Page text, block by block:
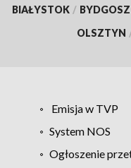
BIAŁYSTOK /
OLSZTYN
Emisja w TVP
System NOS
Ogłoszenie